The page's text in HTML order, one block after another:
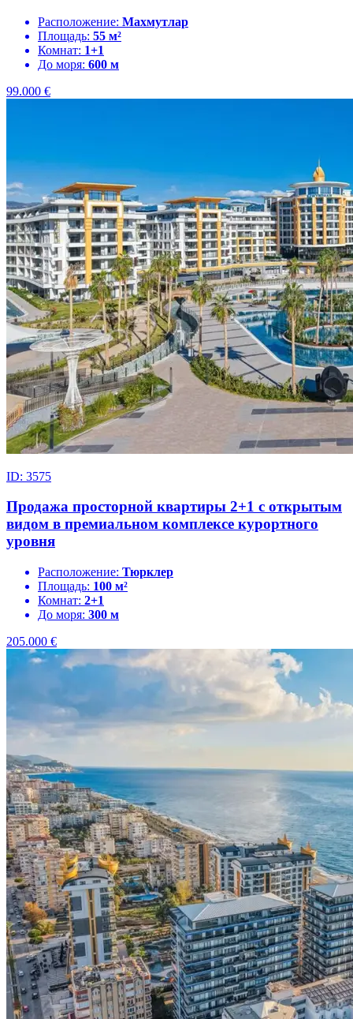
Расположение: Махмутлар
Площадь: 55 м²
Комнат: 1+1
До моря: 600 м
99.000 €
ID: 3575
Продажа просторной квартиры 2+1 с открытым
видом в премиальном комплексе курортного
уровня
Расположение: Тюрклер
Площадь: 100 м²
Комнат: 2+1
До моря: 300 м
205.000 €